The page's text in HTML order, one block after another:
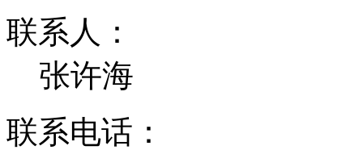
联系人：
张许海
联系电话：